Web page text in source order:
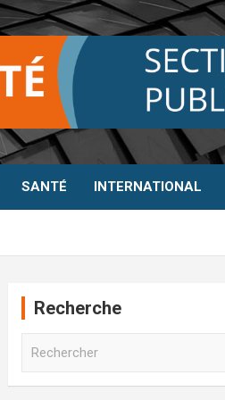
SANTÉ INTERNATIONAL
Recherche